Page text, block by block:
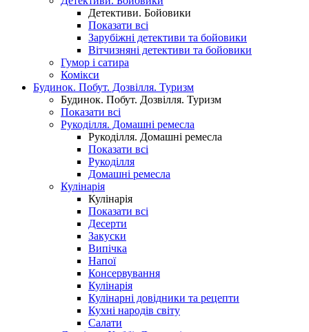
Детективи. Бойовики
Показати всі
Зарубіжні детективи та бойовики
Вітчизняні детективи та бойовики
Гумор і сатира
Комікси
Будинок. Побут. Дозвілля. Туризм
Будинок. Побут. Дозвілля. Туризм
Показати всі
Рукоділля. Домашні ремесла
Рукоділля. Домашні ремесла
Показати всі
Рукоділля
Домашні ремесла
Кулінарія
Кулінарія
Показати всі
Десерти
Закуски
Випічка
Напої
Консервування
Кулінарія
Кулінарні довідники та рецепти
Кухні народів світу
Салати